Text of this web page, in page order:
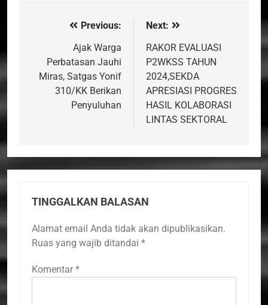
NavigasiPrevious:
Ajak Warga
Perbatasan Jauhi
Miras, Satgas Yonif
310/KK Berikan
Penyuluhan
Next:
RAKOR EVALUASI
P2WKSS TAHUN
2024,SEKDA
APRESIASI PROGRES
HASIL KOLABORASI
LINTAS SEKTORAL
TINGGALKAN BALASAN
Alamat email Anda tidak akan dipublikasikan.
Ruas yang wajib ditandai *
Komentar *